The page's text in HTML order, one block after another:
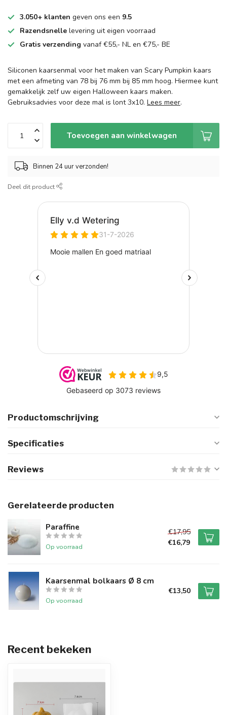
3.050+ klanten geven ons een 9.5
Razendsnelle levering uit eigen voorraad
Gratis verzending vanaf €55,- NL en €75,- BE
Siliconen kaarsenmal voor het maken van Scary Pumpkin kaars
met een afmeting van 78 bij 76 mm bij 85 mm hoog. Hiermee kunt
gemakkelijk zelf uw eigen Halloween kaars maken.
Gebruiksadvies voor deze mal is lont 3x10. Lees meer.
Toevoegen aan winkelwagen
Binnen 24 uur verzonden!
Deel dit product
Productomschrijving
Specificaties
Reviews
Gerelateerde producten
Paraffine
Op voorraad
€17,95
€16,79
Kaarsenmal bolkaars Ø 8 cm
Op voorraad
€13,50
Recent bekeken